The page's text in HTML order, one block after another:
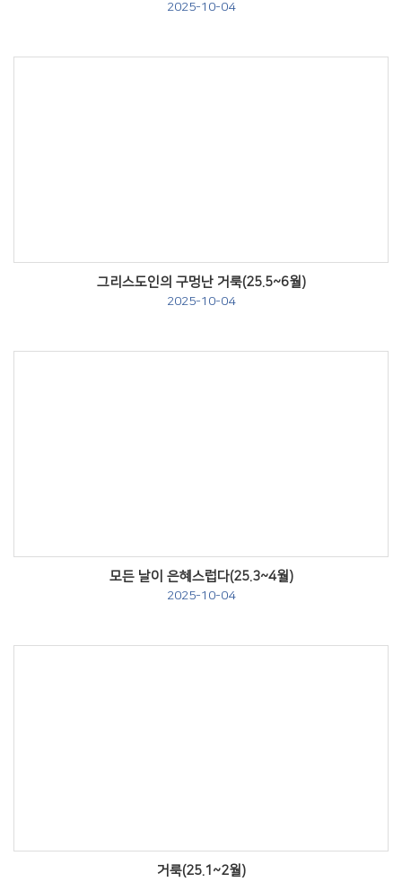
2025-10-04
그리스도인의 구멍난 거룩(25.5~6월)
2025-10-04
모든 날이 은혜스럽다(25.3~4월)
2025-10-04
거룩(25.1~2월)